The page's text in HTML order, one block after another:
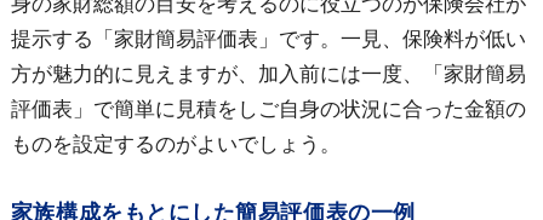
提示する「家財簡易評価表」です。一見、保険料が低い
方が魅力的に見えますが、加入前には一度、「家財簡易
評価表」で簡単に見積をしご自身の状況に合った金額の
ものを設定するのがよいでしょう。
家族構成をもとにした簡易評価表の一例